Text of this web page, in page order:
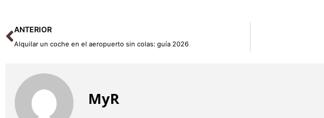
Ant
ANTERIOR
Alquilar un coche en el aeropuerto sin colas: guía 2026
MyR